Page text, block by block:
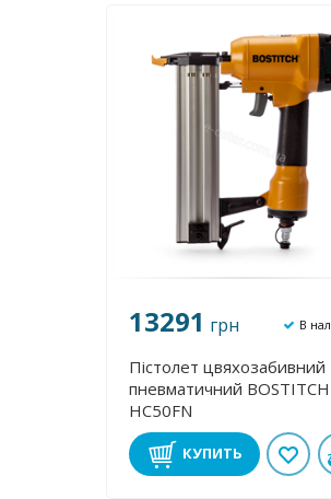
13291 грн В
Пістолет цвяхозабивний
пневматичний
HC50FN
КУПИТЬ